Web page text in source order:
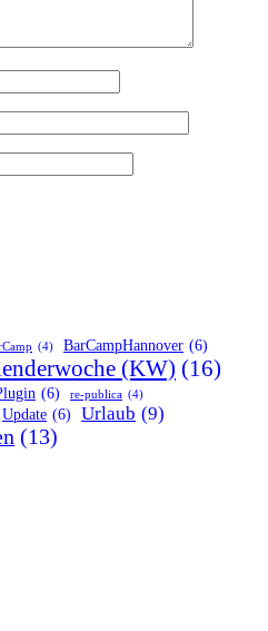
(4) BarCampHannover (6)
(KW) (16)
(6) re-publica (4)
Update (6) Urlaub (9)
(13)